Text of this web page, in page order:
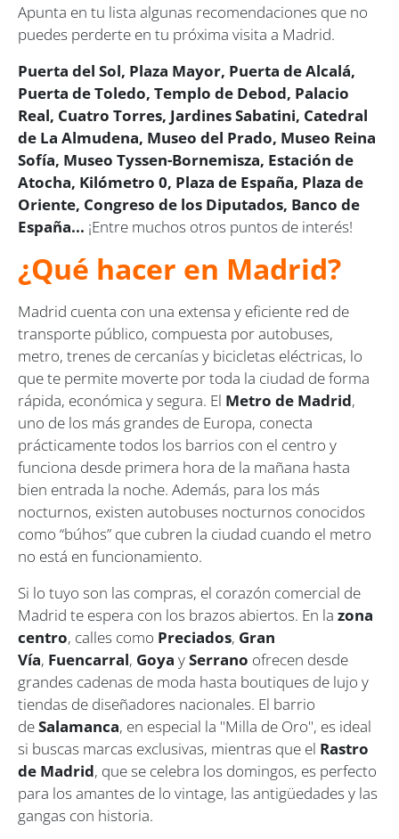
Apunta en tu lista algunas recomendaciones que no
puedes perderte en tu próxima visita a Madrid.
Puerta del Sol, Plaza Mayor, Puerta de Alcalá,
Puerta de Toledo, Templo de Debod, Palacio
Real, Cuatro Torres, Jardines Sabatini, Catedral
de La Almudena, Museo del Prado, Museo Reina
Sofía, Museo Tyssen-Bornemisza, Estación de
Atocha, Kilómetro 0, Plaza de España, Plaza de
Oriente, Congreso de los Diputados, Banco de
España... ¡Entre muchos otros puntos de interés!
¿Qué hacer en Madrid?
Madrid cuenta con una extensa y eficiente red de
transporte público, compuesta por autobuses,
metro, trenes de cercanías y bicicletas eléctricas, lo
que te permite moverte por toda la ciudad de forma
rápida, económica y segura. El Metro de Madrid,
uno de los más grandes de Europa, conecta
prácticamente todos los barrios con el centro y
funciona desde primera hora de la mañana hasta
bien entrada la noche. Además, para los más
nocturnos, existen autobuses nocturnos conocidos
como “búhos” que cubren la ciudad cuando el metro
no está en funcionamiento.
Si lo tuyo son las compras, el corazón comercial de
Madrid te espera con los brazos abiertos. En la zona
centro, calles como Preciados, Gran
Vía, Fuencarral, Goya ySerrano ofrecen desde
grandes cadenas de moda hasta boutiques de lujo y
tiendas de diseñadores nacionales. El barrio
deSalamanca, en especial la "Milla de Oro", es ideal
si buscas marcas exclusivas, mientras que el Rastro
de Madrid, que se celebra los domingos, es perfecto
para los amantes de lo vintage, las antigüedades y las
gangas con historia.